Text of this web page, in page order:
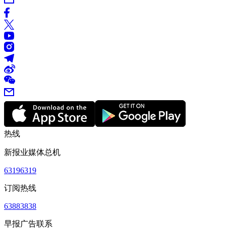
热线
新报业媒体总机
63196319
订阅热线
63883838
早报广告联系